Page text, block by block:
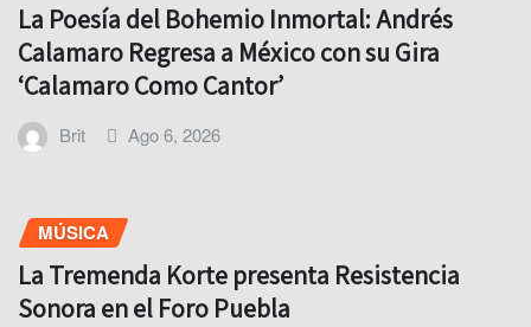
La Poesía del Bohemio Inmortal: Andrés
Calamaro Regresa a México con su Gira
‘Calamaro Como Cantor’
Brit Ago 6, 2026
MÚSICA
La Tremenda Korte presenta Resistencia
Sonora en el Foro Puebla